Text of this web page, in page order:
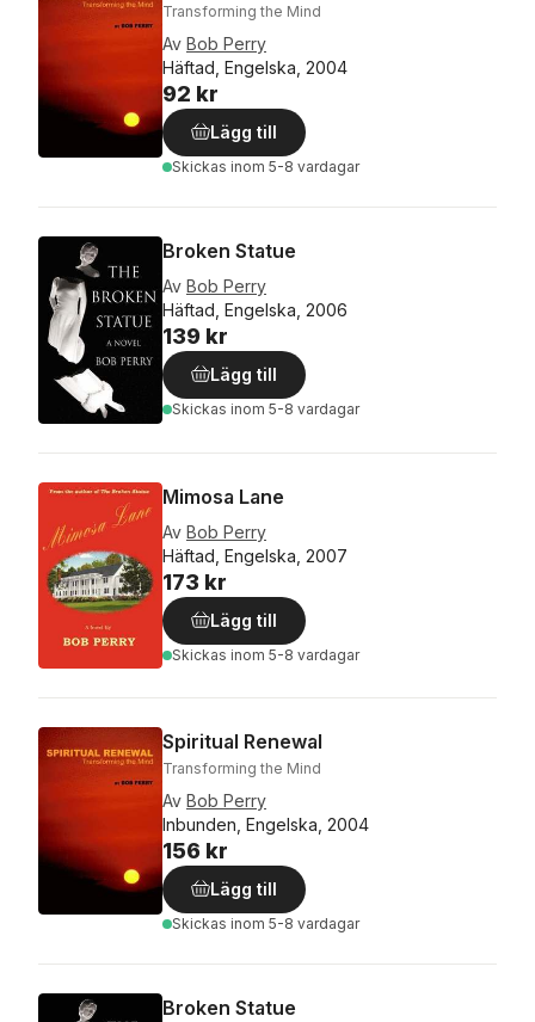
Transforming the Mind
Av Bob Perry
Häftad, Engelska, 2004
92 kr
Lägg till
Skickas inom 5-8 vardagar
Broken Statue
Av Bob Perry
Häftad, Engelska, 2006
139 kr
Lägg till
Skickas inom 5-8 vardagar
Mimosa Lane
Av Bob Perry
Häftad, Engelska, 2007
173 kr
Lägg till
Skickas inom 5-8 vardagar
Spiritual Renewal
Transforming the Mind
Av Bob Perry
Inbunden, Engelska, 2004
156 kr
Lägg till
Skickas inom 5-8 vardagar
Broken Statue